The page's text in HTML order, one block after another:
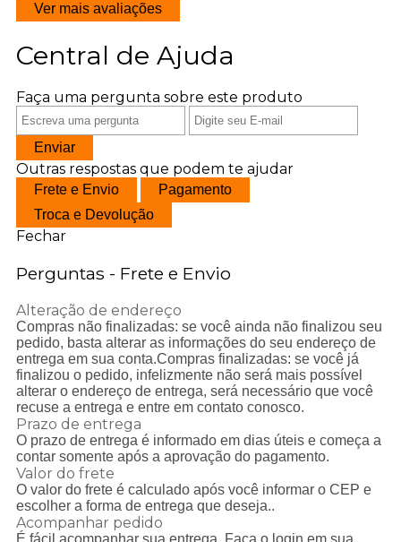
Ver mais avaliações
Central de Ajuda
Faça uma pergunta sobre este produto
Enviar
Outras respostas que podem te ajudar
Frete e Envio
Pagamento
Troca e Devolução
Fechar
Perguntas - Frete e Envio
Alteração de endereço
Compras não finalizadas: se você ainda não finalizou seu
pedido, basta alterar as informações do seu endereço de
entrega em sua conta.Compras finalizadas: se você j
finalizou o pedido, infelizmente não será mais possível
alterar o endereço de entrega, será necessário que você
recuse a entrega e entre em contato conosco.
Prazo de entrega
O prazo de entrega é informado em dias úteis e começa a
contar somente após a aprovação do pagamento.
Valor do frete
O valor do frete é calculado após você informar o CEP e
escolher a forma de entrega que deseja..
Acompanhar pedido